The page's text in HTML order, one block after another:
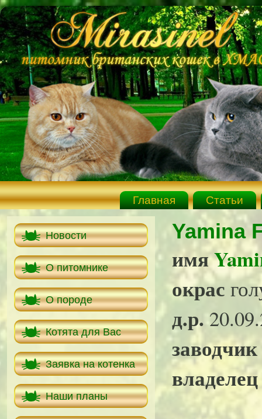
Главная Статьи
Новости
О питомнике
О породе
Котята для Вас
Заявка на котенка
Наши планы
Yamina
имя
окрас
д.р.
владелец